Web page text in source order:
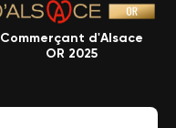
Commerçant d'Alsace
OR 2025